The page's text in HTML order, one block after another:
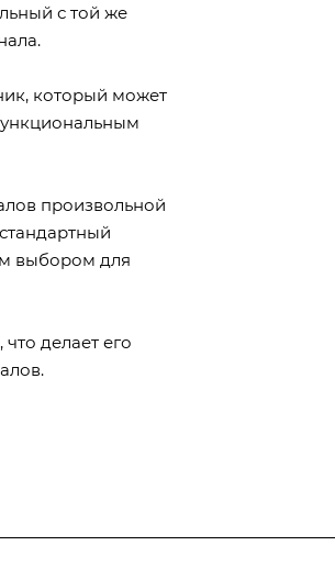
с той же
который может
произвольной
выбором для
делает его